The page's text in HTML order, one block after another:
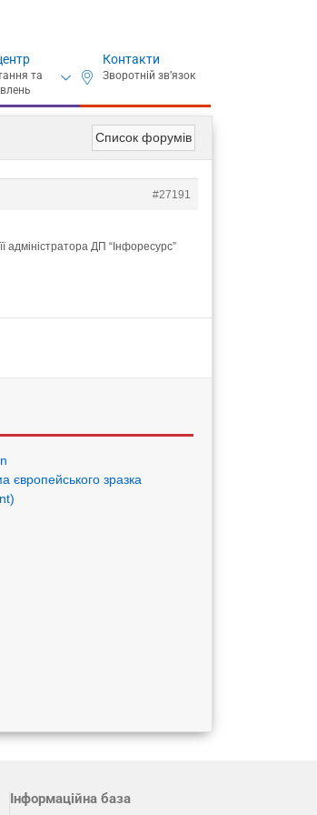
Контакти
Список форумів
#27191
ДП “Інфоресурс”
європейського зразка
Інформаційна база